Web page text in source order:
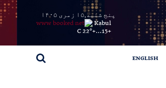
پنج شنبه,۱۵ زمری ۱۴۰۵
Kabul
+
15...
+
22° C
ENGLISH